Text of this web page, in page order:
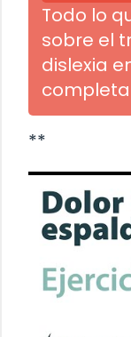
Todo lo
sobre el
dislexia
completa
**